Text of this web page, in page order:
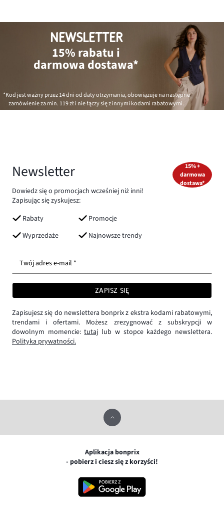
NEWSLETTER
15% rabatu i
darmowa dostawa*
*Kod jest ważny przez 14 dni od daty otrzymania, obowiązuje na następne
zamówienie za min. 119 złi nie łączy się z innymi kodami rabatowymi.
Newsletter
Dowiedz się o promocjach wcześniej niż inni!
Zapisując się zyskujesz:
Rabaty
Promocje
Wyprzedaże
Najnowsze trendy
15% +
darmowa
dostawa*
Twój adres e-mail *
ZAPISZ SIĘ
Zapisujesz się do newslettera bonprix z ekstra kodami rabatowymi,
trendami i ofertami. Możesz zrezygnować z subskrypcji w
dowolnym momencie:tutaj lub w stopce każdego newslettera.
Polityka prywatności.
Aplikacja bonprix
- pobierz i ciesz się z korzyści!